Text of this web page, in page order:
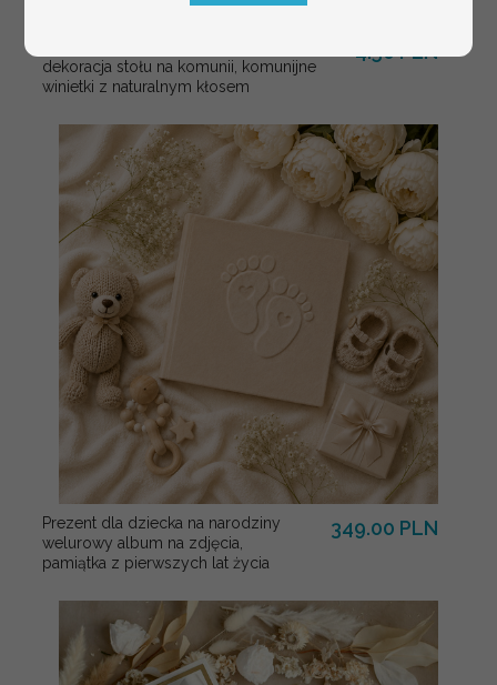
dekoracja stołu na komunii, komunijne
winietki z naturalnym kłosem
4.50 PLN
Prezent dla dziecka na narodziny
welurowy album na zdjęcia,
pamiątka z pierwszych lat życia
349.00 PLN